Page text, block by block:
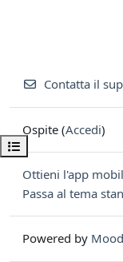
Apri indice del corso
Contatta il
Ospite (Accedi)
Ottieni l'app
Passa al tema
Powered by